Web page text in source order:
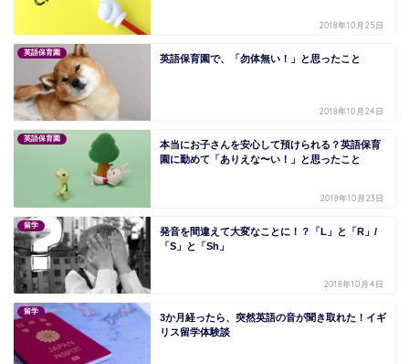
2018年10月25日
英語保育園
英語保育園で、「勿体無い！」と思ったこと
2018年10月24日
英語保育園
本当にお子さんを安心して預けられる？英語保育
園に勤めて「ありえな〜い！」と思ったこと
2018年10月23日
留学
発音を間違えて大変なことに！？「L」と「R」/
「S」と「Sh」
2018年10月4日
留学
3か月経ったら、突然英語の音が聞き取れた！イギ
リス留学体験談